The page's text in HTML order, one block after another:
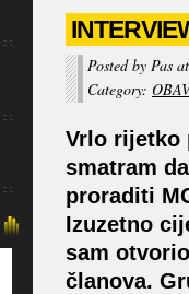
Posted by Pas
Category:
Vrlo rijetko
smatram
proraditi
Izuzetno
sam
članova.